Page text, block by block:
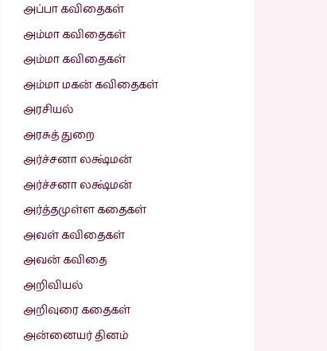
அப்பா கவிதைகள்
அம்மா கவிதைகள்
அம்மா கவிதைகள்
அம்மா மகன் கவிதைகள்
அரசியல்
அரசுத் துறை
அர்ச்சனா லக்ஷ்மன்
அர்ச்சனா லக்ஷ்மன்
அர்த்தமுள்ள கதைகள்
அவள் கவிதைகள்
அவன் கவிதை
அறிவியல்
அறிவுரை கதைகள்
அன்னையர் தினம்